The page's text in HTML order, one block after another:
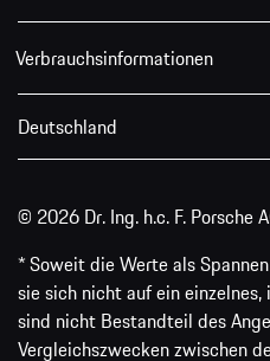
Verbrauchsinformationen
Deutschland
© 2026 Dr. Ing. h.c. F. Porsche
* Soweit die Werte als
sie sich nicht auf ein
sind nicht Bestandteil des
Vergleichszwecken zwischen